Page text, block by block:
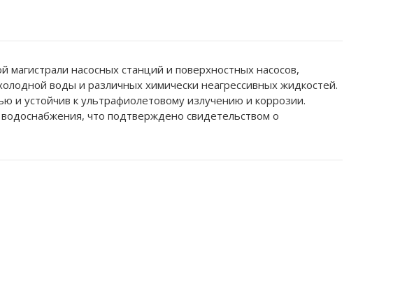
магистрали насосных станций и поверхностных насосов,
воды и различных химически неагрессивных жидкостей.
и устойчив к ультрафиолетовому излучению и коррозии.
что подтверждено свидетельством о